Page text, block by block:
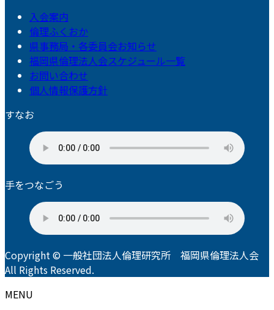
入会案内
倫理ふくおか
県事務局・各委員会お知らせ
福岡県倫理法人会スケジュール一覧
お問い合わせ
個人情報保護方針
すなお
手をつなごう
Copyright © 一般社団法人倫理研究所 福岡県倫理法人会
All Rights Reserved.
MENU